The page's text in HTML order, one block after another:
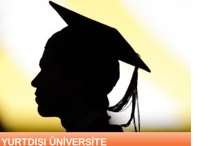
YURTDIŞI ÜNİVERSİTE